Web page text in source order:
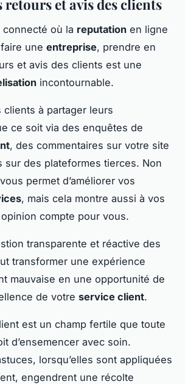
et avis des clients
où la reputation en ligne
une entreprise, prendre en
et avis des clients est une
incontournable.
clients à partager leurs
ce soit via des enquêtes de
, des commentaires sur votre site
sur des plateformes tierces. Non
permet d’améliorer vos
, mais cela montre aussi à vos
compte pour vous.
transparente et réactive des
transformer une expérience
mauvaise en une opportunité de
de votre service client.
est un champ fertile que toute
d’ensemencer avec soin.
lorsqu’elles sont appliquées
engendrent une récolte